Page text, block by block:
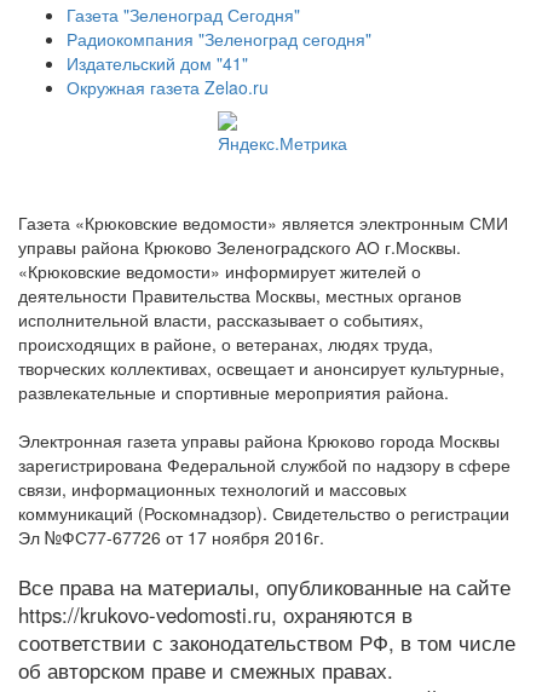
Газета "Зеленоград Сегодня"
Радиокомпания "Зеленоград сегодня"
Издательский дом "41"
Окружная газета Zelao.ru
Газета «Крюковские ведомости» является электронным СМИ
управы района Крюково Зеленоградского АО г.Москвы.
«Крюковские ведомости» информирует жителей о
деятельности Правительства Москвы, местных органов
исполнительной власти, рассказывает о событиях,
происходящих в районе, о ветеранах, людях труда,
творческих коллективах, освещает и анонсирует культурные,
развлекательные и спортивные мероприятия района.
Электронная газета управы района Крюково города Москвы
зарегистрирована Федеральной службой по надзору в сфере
связи, информационных технологий и массовых
коммуникаций (Роскомнадзор). Свидетельство о регистрации
Эл №ФС77-67726 от 17 ноября 2016г.
Все права на материалы, опубликованные на сайте
https://krukovo-vedomosti.ru, охраняются в
соответствии с законодательством РФ, в том числе
об авторском праве и смежных правах.